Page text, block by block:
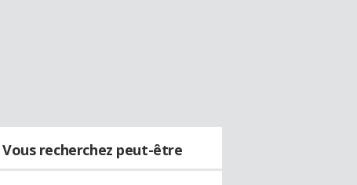
Vous recherchez peut-être